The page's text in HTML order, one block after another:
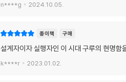
n****g 2024.10.05.
종이책 구매
설계자이자 실행자인 이 시대 구루의 현명함
k****r 2023.01.02.